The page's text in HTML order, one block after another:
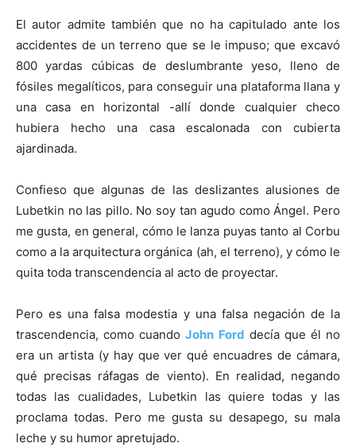
El autor admite también que no ha capitulado ante los
accidentes de un terreno que se le impuso; que excavó
800 yardas cúbicas de deslumbrante yeso, lleno de
fósiles megalíticos, para conseguir una plataforma llana y
una casa en horizontal -allí donde cualquier checo
hubiera hecho una casa escalonada con cubierta
ajardinada.
Confieso que algunas de las deslizantes alusiones de
Lubetkin no las pillo. No soy tan agudo como Ángel. Pero
me gusta, en general, cómo le lanza puyas tanto al Corbu
como a la arquitectura orgánica (ah, el terreno), y cómo le
quita toda transcendencia al acto de proyectar.
Pero es una falsa modestia y una falsa negación de la
trascendencia, como cuandoJohn Ford decía que él no
era un artista (y hay que ver qué encuadres de cámara,
qué precisas ráfagas de viento). En realidad, negando
todas las cualidades, Lubetkin las quiere todas y las
proclama todas. Pero me gusta su desapego, su mala
leche y su humor apretujado.